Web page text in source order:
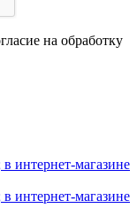
на обработку